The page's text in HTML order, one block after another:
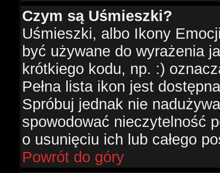
Czym są Uśmieszki?
Uśmieszki, albo Ikony
być używane do wyrażenia
krótkiego kodu, np. :)
Pełna lista ikon jest
Spróbuj jednak nie
spowodować nieczytelność
o usunięciu ich lub całego
Powrót do góry